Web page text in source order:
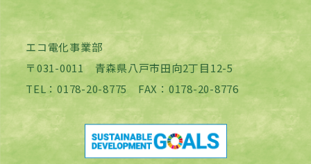
エコ電化事業部
〒031-0011 青森県八戸市田向2丁目12-5
TEL：0178-20-8775 FAX：0178-20-8776